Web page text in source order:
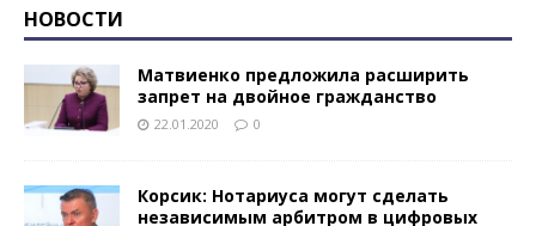
НОВОСТИ
Матвиенко предложила расширить
запрет на двойное гражданство
22.01.2020 0
Корсик: Нотариуса могут сделать
независимым арбитром в цифровых